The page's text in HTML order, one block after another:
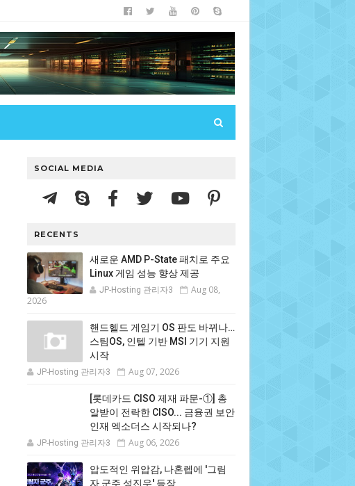
SOCIAL MEDIA
RECENTS
새로운 AMD P-State 패치로 주요
Linux 게임 성능 향상 제공
JP-Hosting 관리자3
Aug 08,
2026
핸드헬드 게임기 OS 판도 바뀌나…
스팀OS, 인텔 기반 MSI 기기 지원
시작
JP-Hosting 관리자3 Aug 07, 2026
[롯데카드 CISO 제재 파문-①] 총
알받이 전락한 CISO... 금융권 보안
인재 엑소더스 시작되나?
JP-Hosting 관리자3 Aug 06, 2026
압도적인 위압감, 나혼렙에 '그림
자 군주 성진우' 등장